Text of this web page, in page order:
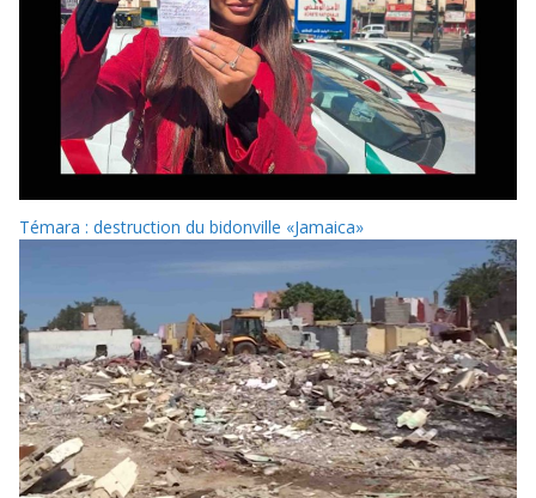
Témara : destruction du bidonville «Jamaica»